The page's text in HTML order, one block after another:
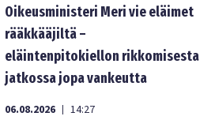
Oikeusministeri Meri vie eläimet
rääkkääjiltä –
eläintenpitokiellon rikkomisesta
jatkossa jopa vankeutta
06.08.2026 | 14:27